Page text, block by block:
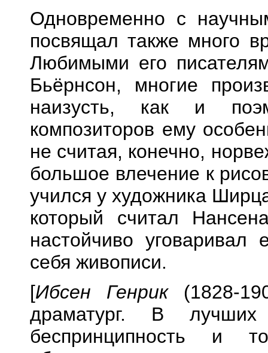
Одновременно с
посвящал также много
Любимыми его
Бьёрнсон, многие
наизусть, как и
композиторов ему
не считая, конечно,
большое влечение к
учился у художника
который считал
настойчиво уговаривал
себя живописи.
[Ибсен Генрик(1828-
драматург. В лучших
беспринципность и